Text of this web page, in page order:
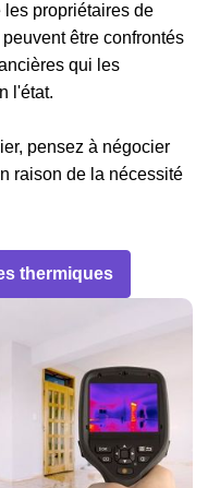
propriétaires de
être confrontés
qui les
l'état.
pensez à négocier
raison de la nécessité
thermiques